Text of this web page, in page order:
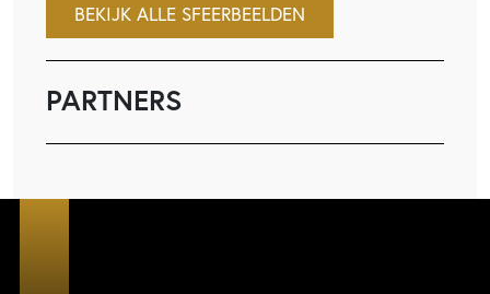
BEKIJK ALLE SFEERBEELDEN
PARTNERS